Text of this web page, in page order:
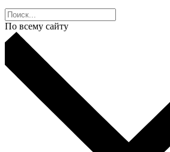
По всему сайту